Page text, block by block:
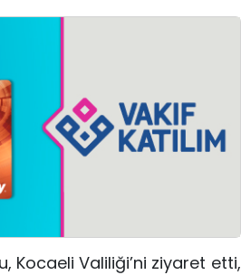
Kocaeli Valiliği’ni ziyaret etti,